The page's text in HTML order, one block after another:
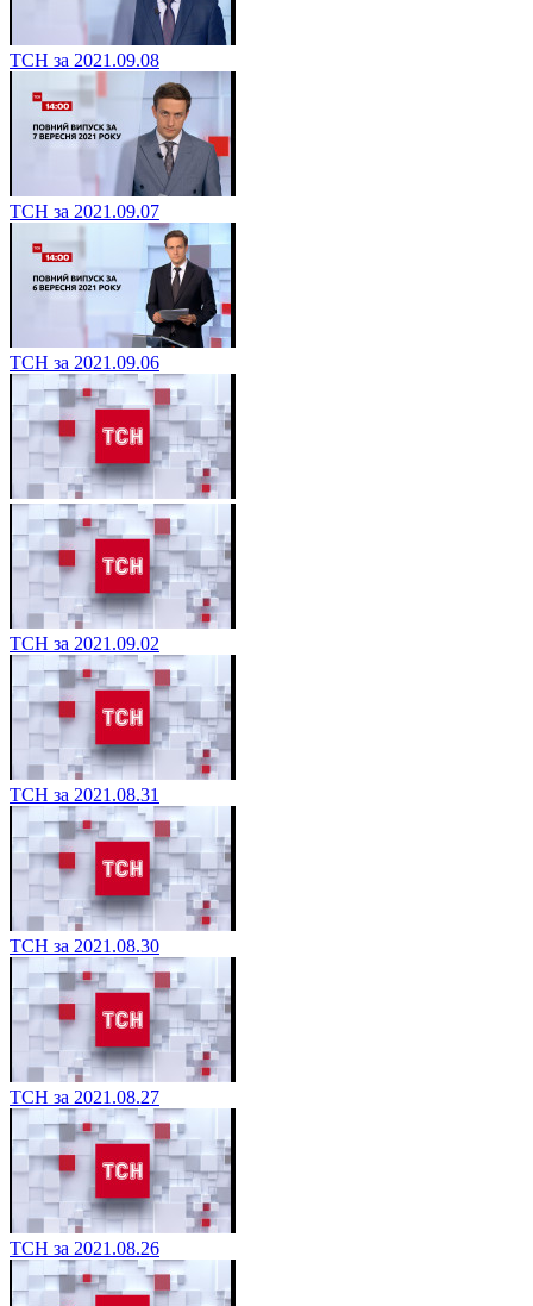
ТСН за 2021.09.08
ТСН за 2021.09.07
ТСН за 2021.09.06
ТСН за 2021.09.02
ТСН за 2021.08.31
ТСН за 2021.08.30
ТСН за 2021.08.27
ТСН за 2021.08.26